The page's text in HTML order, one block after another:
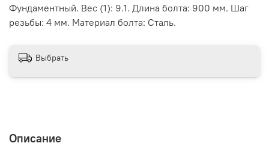
Фундаментный. Вес (1): 9.1. Длина болта: 900 мм. Шаг
резьбы: 4 мм. Материал болта: Сталь.
Выбрать
Описание